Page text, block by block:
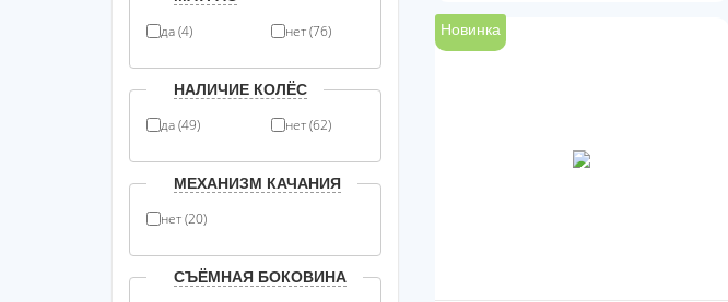
Новинка
да (4) нет (76)
НАЛИЧИЕ КОЛЁС
да (49) нет (62)
МЕХАНИЗМ КАЧАНИЯ
нет (20)
СЪЁМНАЯ БОКОВИНА